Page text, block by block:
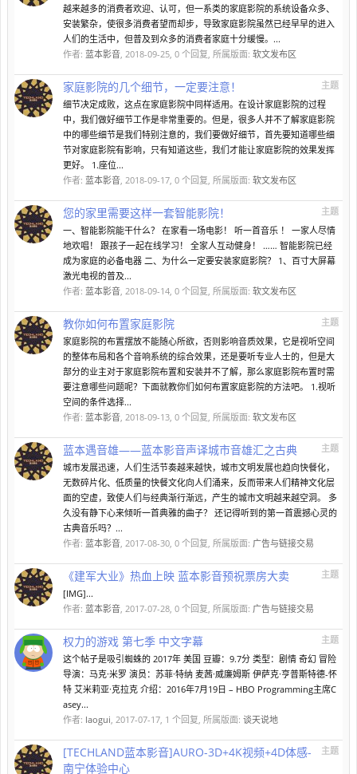
越来越多的消费者欢迎、认可，但一系类的家庭影院的系统设备众多、
安装繁杂，使很多消费者望而却步，导致家庭影院虽然已经早早的进入
人们的生活中，但普及到众多的消费者家庭十分缓慢。...
作者: 蓝本影音, 2018-09-25, 0 个回复, 所属版面: 软文发布区
主题
家庭影院的几个细节，一定要注意！
细节决定成败，这点在家庭影院中同样适用。在设计家庭影院的过程
中，我们做好细节工作是非常重要的。但是，很多人并不了解家庭影院
中的哪些细节是我们特别注意的，我们要做好细节，首先要知道哪些细
节对家庭影院有影响，只有知道这些，我们才能让家庭影院的效果发挥
更好。 1.座位...
作者: 蓝本影音, 2018-09-17, 0 个回复, 所属版面: 软文发布区
主题
您的家里需要这样一套智能影院！
一、智能影院能干什么？ 在家看一场电影！ 听一首音乐 ！ 一家人尽情
地欢唱！ 跟孩子一起在线学习！ 全家人互动健身！ …… 智能影院已经
成为家庭的必备电器 二、为什么一定要安装家庭影院？ 1、百寸大屏幕
激光电视的普及...
作者: 蓝本影音, 2018-09-14, 0 个回复, 所属版面: 软文发布区
主题
教你如何布置家庭影院
家庭影院的布置摆放不能随心所欲，否则影响音质效果，它是视听空间
的整体布局和各个音响系统的综合效果，还是要听专业人士的，但是大
部分的业主对于家庭影院布置和安装并不了解，那么家庭影院布置时需
要注意哪些问题呢？下面就教你们如何布置家庭影院的方法吧。 1.视听
空间的条件选择...
作者: 蓝本影音, 2018-09-13, 0 个回复, 所属版面: 软文发布区
主题
蓝本遇音雄——蓝本影音声译城市音雄汇之古典
城市发展迅速，人们生活节奏越来越快，城市文明发展也趋向快餐化，
无数碎片化、低质量的快餐文化向人们涌来，反而带来人们精神文化层
面的空虚，致使人们与经典渐行渐远，产生的城市文明越来越空洞。 多
久没有静下心来倾听一首典雅的曲子？ 还记得听到的第一首震撼心灵的
古典音乐吗？...
作者: 蓝本影音, 2017-08-30, 0 个回复, 所属版面: 广告与链接交易
主题
《建军大业》热血上映 蓝本影音预祝票房大卖
[IMG]...
作者: 蓝本影音, 2017-07-28, 0 个回复, 所属版面: 广告与链接交易
主题
权力的游戏 第七季 中文字幕
这个帖子是吸引蜘蛛的 2017年 美国 豆瓣：9.7分 类型：剧情 奇幻 冒险
导演：马克·米罗 演员：苏菲·特纳 麦茜·威廉姆斯 伊萨克·亨普斯特德-怀
特 艾米莉亚·克拉克 介绍：2016年7月19日 – HBO Programming主席C
asey...
作者: laogui, 2017-07-17, 1 个回复, 所属版面: 谈天说地
主题
[TECHLAND蓝本影音]AURO-3D+4K视频+4D体感-
南宁体验中心